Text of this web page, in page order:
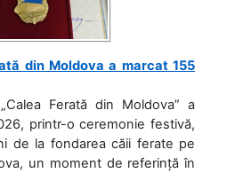
din Moldova a marcat 155
Ferată din Moldova” a
printr-o ceremonie festivă,
de la fondarea căii ferate pe
un moment de referință în